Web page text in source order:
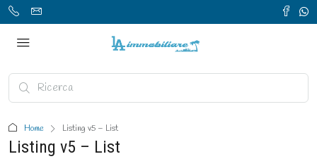
Home Listing v5 – List
Listing v5 – List